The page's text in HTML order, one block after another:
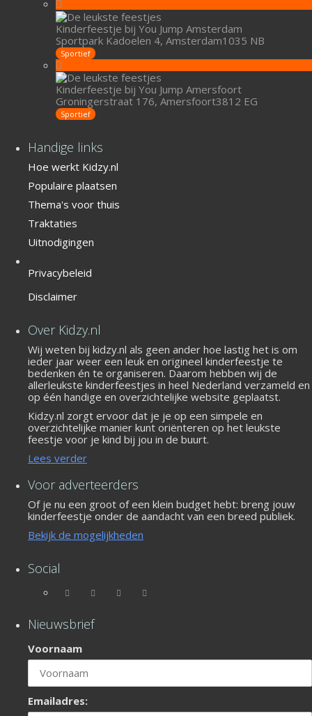
Kinderfeestje bij You Jump Amsterdam
Sportpark Kadoelen 4, Amsterdam1035 NB
Sportief
Kinderfeestje bij You Jump Amersfoort
Groningerstraat 176, Amersfoort3812 EG
Sportief
Handige links
Hoe werkt Kidzy.nl
Populaire plaatsen
Thema's voor thuis
Traktaties
Uitnodigingen
Privacybeleid
Disclaimer
Over Kidzy.nl
Wij weten bij kidzy.nl als geen ander hoe lastig het is om
ieder jaar weer een leuk en origineel kinderfeestje te
bedenken én te organiseren. Daarom hebben wij de
allerleukste kinderfeestjes in heel Nederland verzameld en
op één handige en overzichtelijke website geplaatst.
Kidzy.nl zorgt ervoor dat je je op een simpele en
overzichtelijke manier kunt oriënteren op het leukste
feestje voor je kind bij jou in de buurt.
Lees verder
Voor adverteerders
Of je nu een groot of een klein budget hebt: breng jouw
kinderfeestje onder de aandacht van een breed publiek.
Bekijk de mogelijkheden
Social
Nieuwsbrief
Voornaam
Emailadres: